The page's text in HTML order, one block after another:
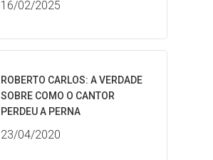
16/02/2025
ROBERTO CARLOS: A VERDADE
SOBRE COMO O CANTOR
PERDEU A PERNA
23/04/2020